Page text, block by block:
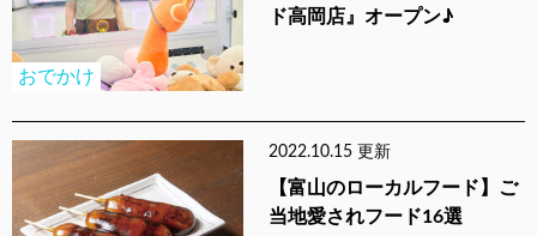
おでかけ
ド高岡店』オープン♪
2022.10.15 更新
【富山のローカルフード】ご
当地愛されフード16選